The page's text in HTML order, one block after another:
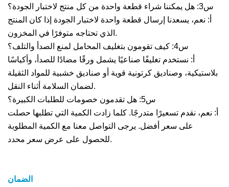
س3: هل يمكننا شراء قطعة واحدة من كل منتج لاختبار الجودة؟
أ: نعم، يسعدنا إرسال قطعة واحدة لاختبار الجودة إذا كان المنتج
الذي تحتاجه متوفرًا في المخزون.
س4: كيف تقومون بتغليف المحامل لمنع الصدأ والتلف؟
أ: نستخدم تغليفًا صناعيًا يشمل ورقًا مضادًا للصدأ، وأكياسًا
بلاستيكية، وصناديق كرتونية قوية أو صناديق خشبية للمواد الثقيلة
لضمان السلامة أثناء النقل.
س5: هل تقدمون خصومات للطلبات الكبيرة؟
أ: نعم، نقدم تسعيرًا متدرجًا. كلما زادت الكمية التي تطلبها حصلت
على سعر أفضل. يرجى التواصل معنا مع الكمية المطلوبة
للحصول على عرض سعر محدد.
الضمان